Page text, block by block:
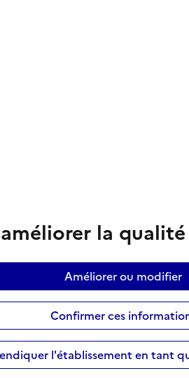
la
Améliorer ou modifier
Confirmer ces
l'établissement en tant